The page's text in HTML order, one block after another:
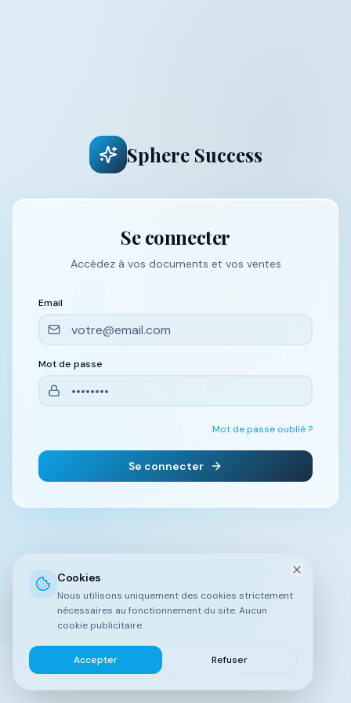
Sphere Success
Se connecter
Accédez à vos documents et vos ventes
Email
Mot de passe
Mot de passe oublié ?
Se connecter
Cookies
Nous utilisons uniquement des cookies strictement
nécessaires au fonctionnement du site. Aucun
cookie publicitaire.
Accepter Refuser